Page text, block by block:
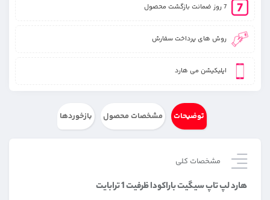
7 روز ضمانت بازگشت محصول
روش های پرداخت سفارش
اپلیکیشن می هارد
توضیحات مشخصات محصول بازخوردها
مشخصات کلی
هارد لپ تاپ سیگیت باراکودا ظرفیت 1 ترابایت